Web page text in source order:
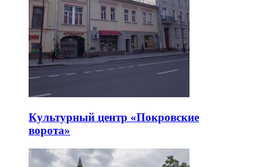
Культурный центр «Покровские
ворота»